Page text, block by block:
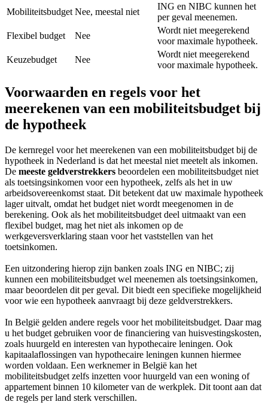
Mobiliteitsbudget Nee, meestal niet
ING en NIBC kunnen het
per geval meenemen.
Flexibel budget
Nee
Wordt niet meegerekend
voor maximale hypotheek.
Keuzebudget
Nee
Wordt niet meegerekend
voor maximale hypotheek.
Voorwaarden en regels voor het
meerekenen van een mobiliteitsbudget bij
de hypotheek
De kernregel voor het meerekenen van een mobiliteitsbudget bij de
hypotheek in Nederland is dat het meestal niet meetelt als inkomen.
De meeste geldverstrekkers beoordelen een mobiliteitsbudget niet
als toetsingsinkomen voor een hypotheek, zelfs als het in uw
arbeidsovereenkomst staat. Dit betekent dat uw maximale hypotheek
lager uitvalt, omdat het budget niet wordt meegenomen in de
berekening. Ook als het mobiliteitsbudget deel uitmaakt van een
flexibel budget, mag het niet als inkomen op de
werkgeversverklaring staan voor het vaststellen van het
toetsinkomen.
Een uitzondering hierop zijn banken zoals ING en NIBC; zij
kunnen een mobiliteitsbudget wel meenemen als toetsingsinkomen,
maar beoordelen dit per geval. Dit biedt een specifieke mogelijkheid
voor wie een hypotheek aanvraagt bij deze geldverstrekkers.
In België gelden andere regels voor het mobiliteitsbudget. Daar mag
u het budget gebruiken voor de financiering van huisvestingskosten,
zoals huurgeld en interesten van hypothecaire leningen. Ook
kapitaalaflossingen van hypothecaire leningen kunnen hiermee
worden voldaan. Een werknemer in België kan het
mobiliteitsbudget zelfs inzetten voor huurgeld van een woning of
appartement binnen 10 kilometer van de werkplek. Dit toont aan dat
de regels per land sterk verschillen.